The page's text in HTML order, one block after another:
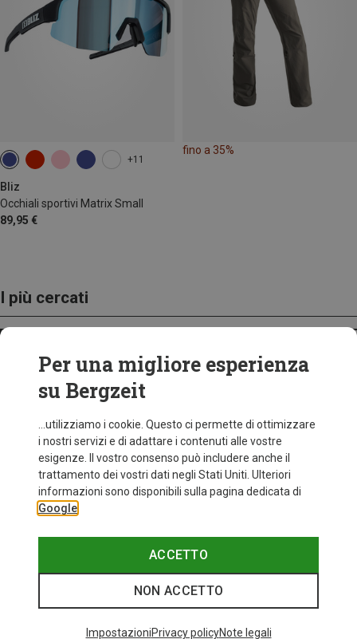
+11
Bliz
Occhiali sportivi Matrix Small
89,95 €
fino a 35%
I più cercati
Per una migliore esperienza
su Bergzeit
...utilizziamo i cookie. Questo ci permette di ottimizzare
i nostri servizi e di adattare i contenuti alle vostre
esigenze. Il vostro consenso può includere anche il
trattamento dei vostri dati negli Stati Uniti. Ulteriori
informazioni sono disponibili sulla pagina dedicata di
Google
ACCETTO
NON ACCETTO
ImpostazioniPrivacy policyNote legali